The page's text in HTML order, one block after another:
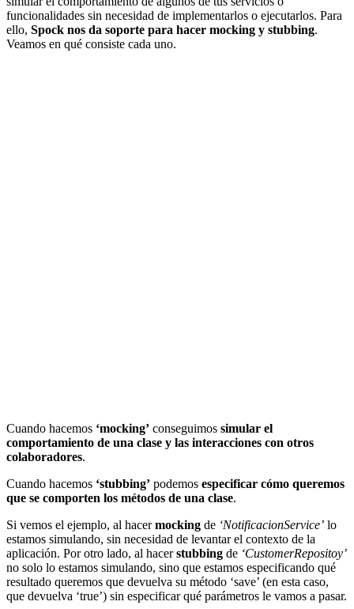
funcionalidades sin necesidad de implementarlos o ejecutarlos. Para
ello, Spock nos da soporte para hacer mocking y stubbing.
Veamos en qué consiste cada uno.
Cuando hacemos ‘mocking’ conseguimos simular el
comportamiento de una clase y las interacciones con otros
colaboradores.
Cuando hacemos ‘stubbing’ podemos especificar cómo queremos
que se comporten los métodos de una clase.
Si vemos el ejemplo, al hacermocking de ‘NotificacionService’ lo
estamos simulando, sin necesidad de levantar el contexto de la
aplicación. Por otro lado, al hacerstubbing de ‘CustomerRepositoy’
no solo lo estamos simulando, sino que estamos especificando qué
resultado queremos que devuelva su método ‘save’ (en esta caso,
que devuelva ‘true’) sin especificar qué parámetros le vamos a pasar.